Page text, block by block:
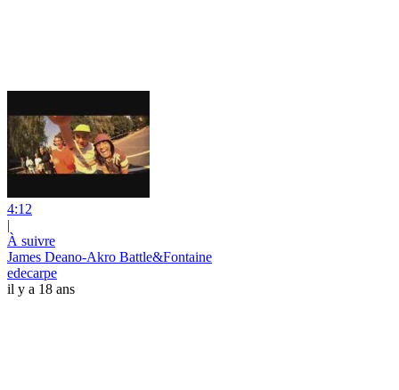
4:12
|
À suivre
James Deano-Akro Battle&Fontaine
edecarpe
il y a 18 ans